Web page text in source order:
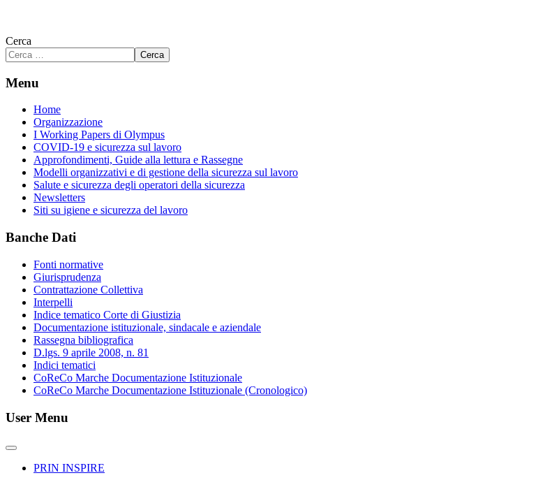
Cerca
Cerca
Menu
Home
Organizzazione
I Working Papers di Olympus
COVID-19 e sicurezza sul lavoro
Approfondimenti, Guide alla lettura e Rassegne
Modelli organizzativi e di gestione della sicurezza sul lavoro
Salute e sicurezza degli operatori della sicurezza
Newsletters
Siti su igiene e sicurezza del lavoro
Banche Dati
Fonti normative
Giurisprudenza
Contrattazione Collettiva
Interpelli
Indice tematico Corte di Giustizia
Documentazione istituzionale, sindacale e aziendale
Rassegna bibliografica
D.lgs. 9 aprile 2008, n. 81
Indici tematici
CoReCo Marche Documentazione Istituzionale
CoReCo Marche Documentazione Istituzionale (Cronologico)
User Menu
PRIN INSPIRE